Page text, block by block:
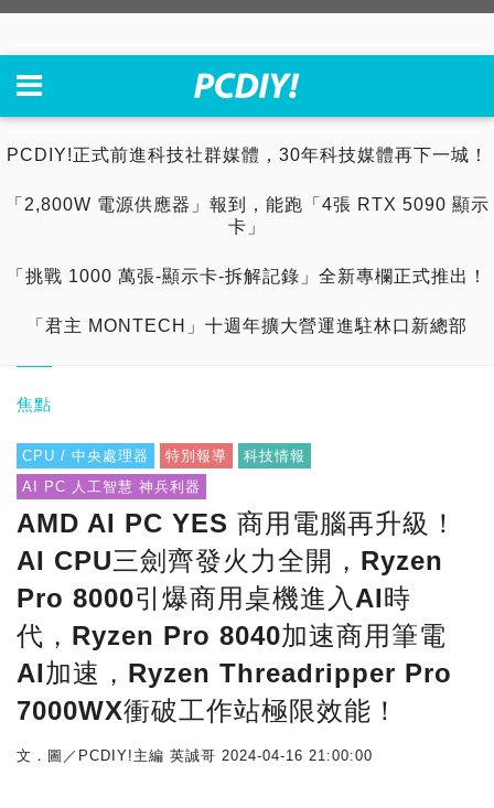
PCDIY!正式前進科技社群媒體，30年科技媒體再下一城！
「2,800W 電源供應器」報到，能跑「4張 RTX 5090 顯示
卡」
「挑戰 1000 萬張-顯示卡-拆解記錄」全新專欄正式推出！
「君主 MONTECH」十週年擴大營運進駐林口新總部
焦點
CPU / 中央處理器 特別報導
科技情報
AI PC 人工智慧 神兵利器
AMD AI PC YES 商用電腦再升級！
AI CPU三劍齊發火力全開，Ryzen
Pro 8000引爆商用桌機進入AI時
代，Ryzen Pro 8040加速商用筆電
AI加速，Ryzen Threadripper Pro
7000WX衝破工作站極限效能！
文．圖／PCDIY!主編 英誠哥 2024-04-16 21:00:00